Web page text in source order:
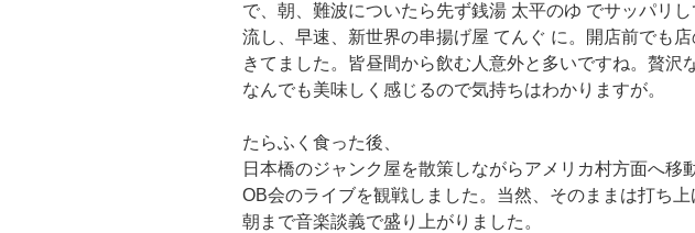
で、朝、難波についたら先ず銭湯 太平のゆ でサッパリ
流し、早速、新世界の串揚げ屋 てんぐ に。開店前でも
きてました。皆昼間から飲む人意外と多いですね。贅沢
なんでも美味しく感じるので気持ちはわかりますが。
たらふく食った後、
日本橋のジャンク屋を散策しながらアメリカ村方面へ移
OB会のライブを観戦しました。当然、そのままは打ち上
朝まで音楽談義で盛り上がりました。